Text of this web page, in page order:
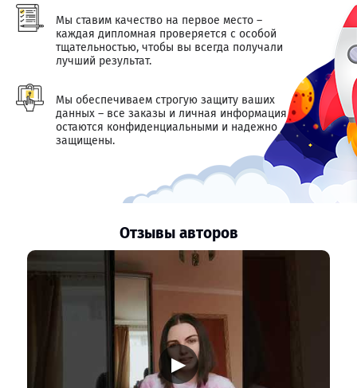
Мы ставим качество на первое место –
каждая дипломная проверяется с особой
тщательностью, чтобы вы всегда получали
лучший результат.
Мы обеспечиваем строгую защиту ваших
данных – все заказы и личная информация
остаются конфиденциальными и надежно
защищены.
Отзывы авторов
▶